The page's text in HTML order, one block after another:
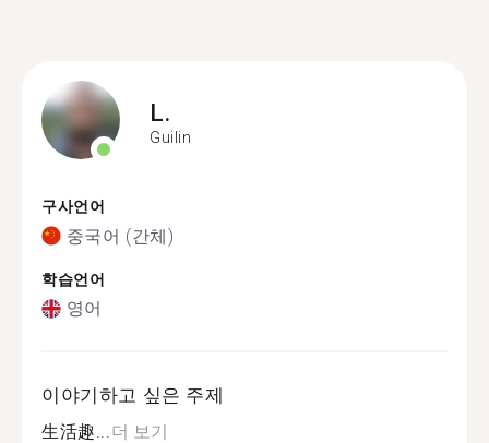
L.
Guilin
구사언어
중국어 (간체)
학습언어
영어
이야기하고 싶은 주제
生活趣...더 보기